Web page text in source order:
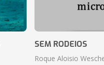
SEM RODEIOS
Roque Aloisio